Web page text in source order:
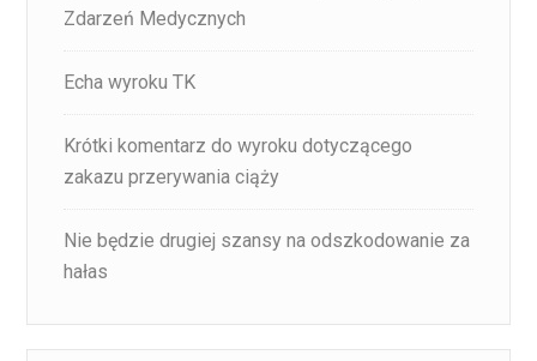
Zdarzeń Medycznych
Echa wyroku TK
Krótki komentarz do wyroku dotyczącego
zakazu przerywania ciąży
Nie będzie drugiej szansy na odszkodowanie za
hałas